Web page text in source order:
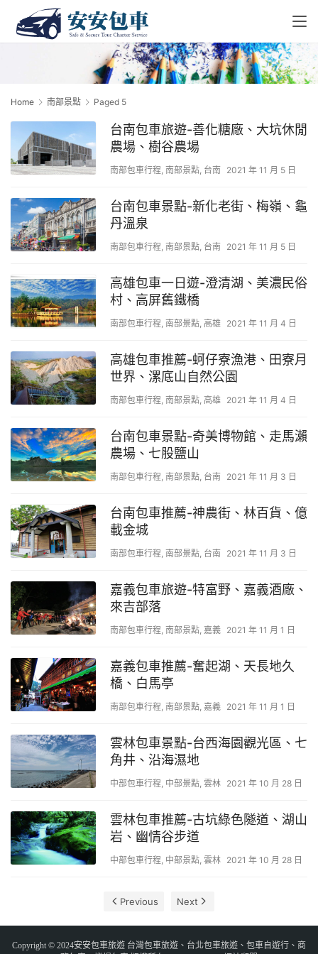
Home 南部景點 Paged 5
台南包車旅遊-善化糖廠、大坑休閒
農場、樹谷農場
南部包車行程 南部景點 台南 2021 年 11 月 5 日
台南包車景點-新化老街、梅嶺、龜
丹溫泉
南部包車行程 南部景點 台南 2021 年 11 月 5 日
高雄包車一日遊-澄清湖、美濃民俗
村、高屏舊鐵橋
南部包車行程 南部景點 高雄 2021 年 11 月 4 日
高雄包車推薦-蚵仔寮漁港、田寮月
世界、漯底山自然公園
南部包車行程 南部景點 高雄 2021 年 11 月 4 日
台南包車景點-奇美博物館、走馬瀨
農場、七股鹽山
南部包車行程 南部景點 台南 2021 年 11 月 3 日
台南包車推薦-神農街、林百貨、億
載金城
南部包車行程 南部景點 台南 2021 年 11 月 3 日
嘉義包車旅遊-特富野、嘉義酒廠、
來吉部落
南部包車行程 南部景點 嘉義 2021 年 11 月 1 日
嘉義包車推薦-奮起湖、天長地久
橋、白馬亭
南部包車行程 南部景點 嘉義 2021 年 11 月 1 日
雲林包車景點-台西海園觀光區、七
角井、沿海濕地
中部包車行程 中部景點 雲林 2021 年 10 月 28 日
雲林包車推薦-古坑綠色隧道、湖山
岩、幽情谷步道
中部包車行程 中部景點 雲林 2021 年 10 月 28 日
Previous Next
Copyright © 2024安安包車旅遊 台灣包車旅遊、台北包車旅遊、包車自遊行、商